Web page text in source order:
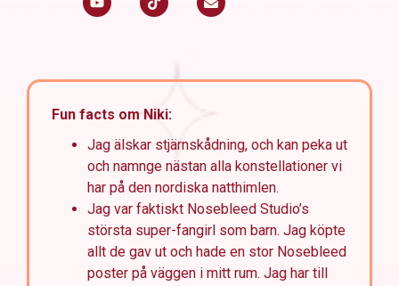
Fun facts om Niki:
Jag älskar stjärnskådning, och kan peka ut
och namnge nästan alla konstellationer vi
har på den nordiska natthimlen.
Jag var faktiskt Nosebleed Studio’s
största super-fangirl som barn. Jag köpte
allt de gav ut och hade en stor Nosebleed
poster på väggen i mitt rum. Jag har till